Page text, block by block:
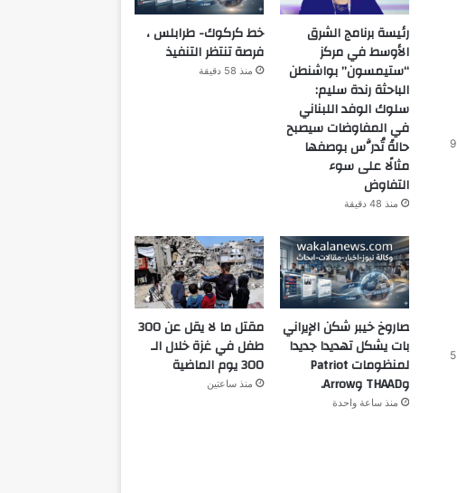
9
5
رئيسة برنامج الشرق
الأوسط في مركز
“ستيمسون” بواشنطن
الباحثة رندة سليم:
سلوك الوفد اللبناني
في المفاوضات سيصبح
حالةً تُدرَّس بوصفها
مثالًا على سوء
التفاوض
منذ 48 دقيقة
خط كركوك- طرابلس ،
فرصة تنتظر التنفيذ
منذ 58 دقيقة
صاروخ خيبر شكن الإيراني
بات يشكل تهديدا جديدا
لمنظومات Patriot
وTHAAD وArrow.
منذ ساعة واحدة
مقتل ما لا يقل عن 300
طفل في غزة خلال الـ
300 يوم الماضية
منذ ساعتين